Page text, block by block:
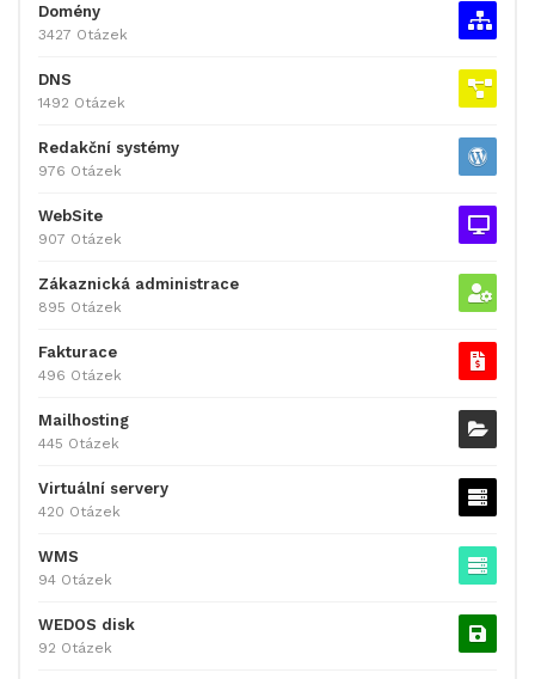
Domény
3427 Otázek
DNS
1492 Otázek
Redakční systémy
976 Otázek
WebSite
907 Otázek
Zákaznická administrace
895 Otázek
Fakturace
496 Otázek
Mailhosting
445 Otázek
Virtuální servery
420 Otázek
WMS
94 Otázek
WEDOS disk
92 Otázek